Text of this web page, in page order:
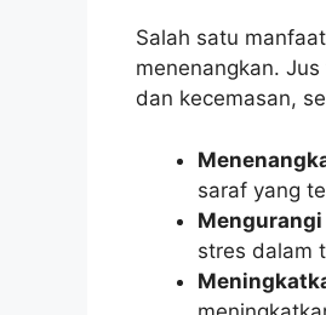
Salah satu
menenangkan.
dan kecemasan,
saraf yang
stres dalam